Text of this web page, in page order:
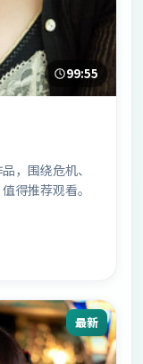
99:55
，围绕危机、
得推荐观看。
最新